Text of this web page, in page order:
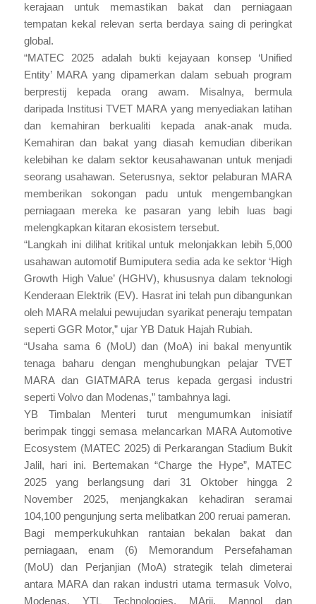
kerajaan untuk memastikan bakat dan perniagaan
tempatan kekal relevan serta berdaya saing di peringkat
global.
“MATEC 2025 adalah bukti kejayaan konsep ‘Unified
Entity’ MARA yang dipamerkan dalam sebuah program
berprestij kepada orang awam. Misalnya, bermula
daripada Institusi TVET MARA yang menyediakan latihan
dan kemahiran berkualiti kepada anak-anak muda.
Kemahiran dan bakat yang diasah kemudian diberikan
kelebihan ke dalam sektor keusahawanan untuk menjadi
seorang usahawan. Seterusnya, sektor pelaburan MARA
memberikan sokongan padu untuk mengembangkan
perniagaan mereka ke pasaran yang lebih luas bagi
melengkapkan kitaran ekosistem tersebut.
“Langkah ini dilihat kritikal untuk melonjakkan lebih 5,000
usahawan automotif Bumiputera sedia ada ke sektor ‘High
Growth High Value’ (HGHV), khususnya dalam teknologi
Kenderaan Elektrik (EV). Hasrat ini telah pun dibangunkan
oleh MARA melalui pewujudan syarikat peneraju tempatan
seperti GGR Motor,” ujar YB Datuk Hajah Rubiah.
“Usaha sama 6 (MoU) dan (MoA) ini bakal menyuntik
tenaga baharu dengan menghubungkan pelajar TVET
MARA dan GIATMARA terus kepada gergasi industri
seperti Volvo dan Modenas,” tambahnya lagi.
YB Timbalan Menteri turut mengumumkan inisiatif
berimpak tinggi semasa melancarkan MARA Automotive
Ecosystem (MATEC 2025) di Perkarangan Stadium Bukit
Jalil, hari ini. Bertemakan “Charge the Hype”, MATEC
2025 yang berlangsung dari 31 Oktober hingga 2
November 2025, menjangkakan kehadiran seramai
104,100 pengunjung serta melibatkan 200 reruai pameran.
Bagi memperkukuhkan rantaian bekalan bakat dan
perniagaan, enam (6) Memorandum Persefahaman
(MoU) dan Perjanjian (MoA) strategik telah dimeterai
antara MARA dan rakan industri utama termasuk Volvo,
Modenas, YTL Technologies, MArii, Mannol dan